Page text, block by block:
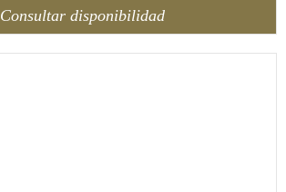
Consultar disponibilidad